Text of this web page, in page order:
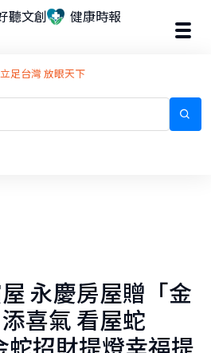
聽文創 健康時報
立足台灣 放眼天下
永慶房屋贈「金
喜氣 看屋蛇
招財提燈幸福提